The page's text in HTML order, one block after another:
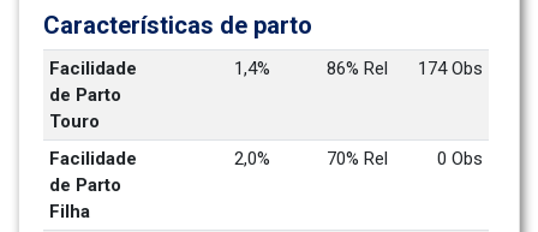
Características de parto
Facilidade
de Parto
Touro
1,4% 86% Rel 174 Obs
Facilidade
de Parto
Filha
2,0% 70% Rel 0 Obs